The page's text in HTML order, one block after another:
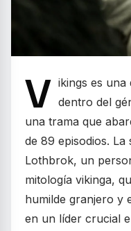
V ikings es una
dentro del
una trama que
de 89 episodios.
Lothbrok, un
mitología vikinga,
humilde granjero y
en un líder crucial